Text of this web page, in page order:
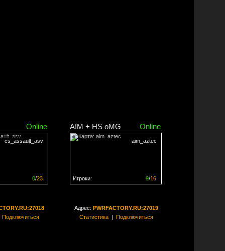
Online
cs_assault_asv
0/23
AIM + HS oMG Online
aim_aztec
9/16
Игроки:
Подключиться
Адрес: PWRFACTORY.RU:27019
Статистика| Подключиться